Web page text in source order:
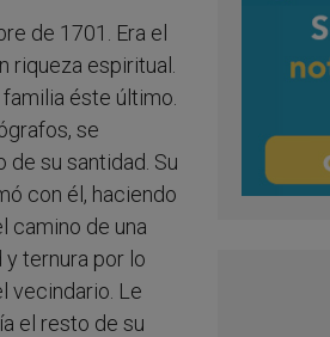
de 1701. Era el
riqueza espiritual.
éste último.
se
su santidad. Su
con él, haciendo
camino de una
ternura por lo
vecindario. Le
el resto de su